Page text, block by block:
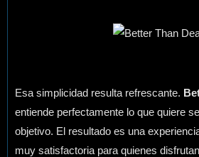
Esa simplicidad resulta refrescante.
entiende perfectamente lo que quiere
objetivo. El resultado es una
muy satisfactoria para quienes